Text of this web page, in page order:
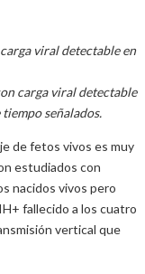
viral detectable en
carga viral detectable
señalados.
de fetos vivos es muy
estudiados con
nacidos vivos pero
fallecido a los cuatro
vertical que